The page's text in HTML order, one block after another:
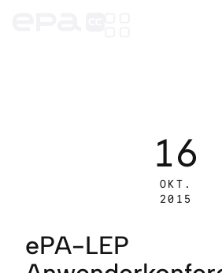
16
OKT.
2015
ePA-LEP